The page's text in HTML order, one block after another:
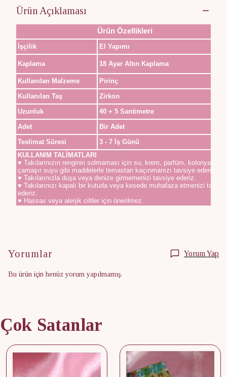
Ürün Açıklaması
Ürün Özellikleri
İşçilik El Yapımı
Kaplama 18 Ayar Altın Kaplama
Kullanılan Malzeme
Pirinç
Kullanılan Taş
Zirkon
Uzunluk
40 + 5 Santimetre
Adet
Bir Adet
Teslimat Süresi
3 - 7 İş Günü
KULLANIM TALİMATLARI
♥ Takılarınızın renginin solmaması için su, krem, parfüm, kolonya,
çamaşır suyu gibi maddelerle temastan kaçınmanızı tavsiye ederiz.
♥ Takılarınızla duşa veya denize girmemenizi tavsiye ederiz.
♥ Takılarınızı kapalı bir kutuda veya kesede muhafaza etmenizi
ederiz.
♥ Hassas veya alerjik ciltler için önerilmez.
Yorumlar Yorum Yap
Bu ürün için henüz yorum yapılmamış.
Çok Satanlar